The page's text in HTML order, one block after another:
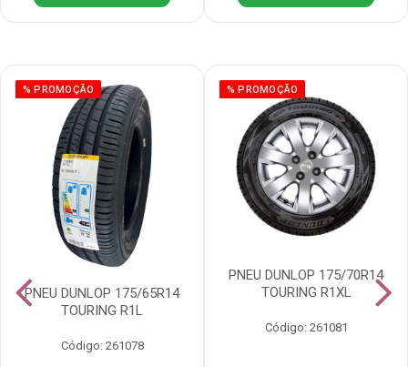
% PROMOÇÃO
PNEU DUNLOP 175/65R14
TOURING R1L
Código: 261078
% PROMOÇÃO
PNEU DUNLOP 175/70R14
TOURING R1XL
Código: 261081